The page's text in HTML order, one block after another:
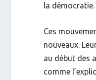
la démocratie.
Ces
nouveaux.
au début des
comme